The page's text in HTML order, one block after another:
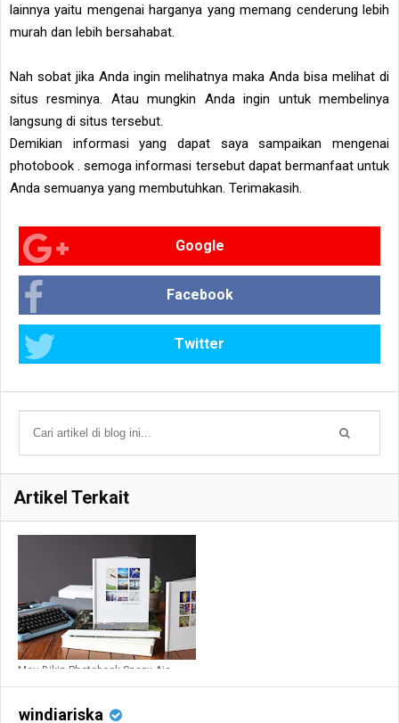
lainnya yaitu mengenai harganya yang memang cenderung lebih
murah dan lebih bersahabat.
Nah sobat jika Anda ingin melihatnya maka Anda bisa melihat di
situs resminya. Atau mungkin Anda ingin untuk membelinya
langsung di situs tersebut.
Demikian informasi yang dapat saya sampaikan mengenai
photobook . semoga informasi tersebut dapat bermanfaat untuk
Anda semuanya yang membutuhkan. Terimakasih.
Google
Facebook
Twitter
Artikel Terkait
Mau Bikin Photobook Snapy Aja
windiariska